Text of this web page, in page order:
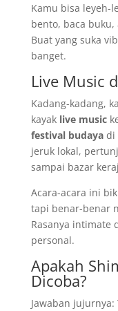
Kamu bisa leyeh-
bento, baca
Buat yang suka
banget.
Live Music
Kadang-kadang,
kayak live music
festival budayadi
jeruk lokal,
sampai bazar
Acara-acara ini
tapi benar-benar
Rasanya intimate
personal.
Apakah
Dicoba?
Jawaban jujurnya: